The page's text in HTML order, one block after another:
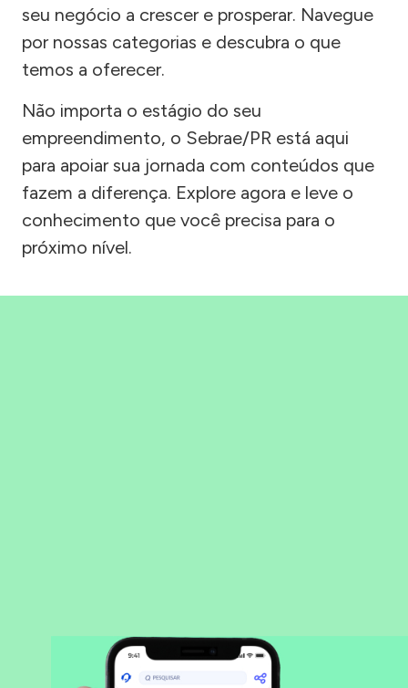
seu negócio a crescer e prosperar. Navegue
por nossas categorias e descubra o que
temos a oferecer.
Não importa o estágio do seu
empreendimento, o Sebrae/PR está aqui
para apoiar sua jornada com conteúdos que
fazem a diferença. Explore agora e leve o
conhecimento que você precisa para o
próximo nível.